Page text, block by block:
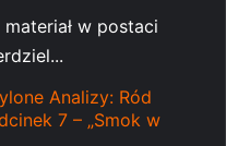
w postaci
Analizy: Ród
7 – „Smok w